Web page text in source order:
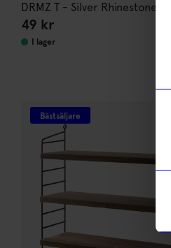
DRMZ T - Silver Rhinestone
49 kr
I lager
Bästsäljare